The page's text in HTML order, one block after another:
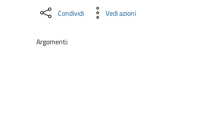
Condividi Vedi azioni
Argomenti: